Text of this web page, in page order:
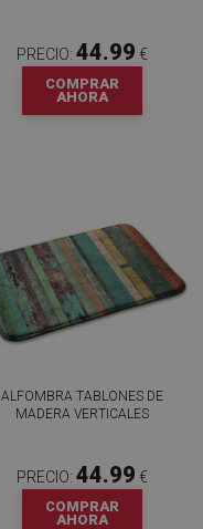
PRECIO: 44.99 €
COMPRAR
AHORA
ALFOMBRA TABLONES DE
MADERA VERTICALES
PRECIO: 44.99 €
COMPRAR
AHORA